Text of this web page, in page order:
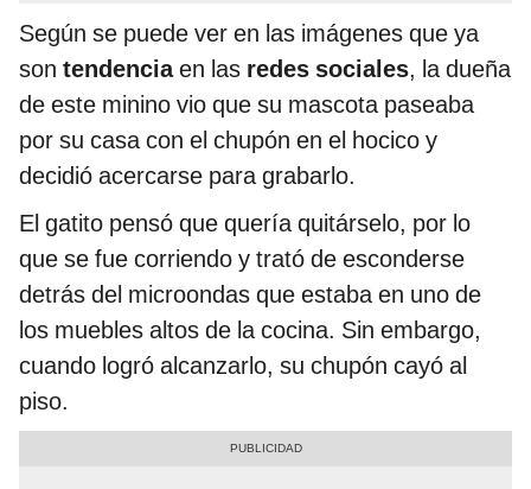
Según se puede ver en las imágenes que ya
son tendenciaen las redes sociales, la dueña
de este minino vio que su mascota paseaba
por su casa con el chupón en el hocico y
decidió acercarse para grabarlo.
El gatito pensó que quería quitárselo, por lo
que se fue corriendo y trató de esconderse
detrás del microondas que estaba en uno de
los muebles altos de la cocina. Sin embargo,
cuando logró alcanzarlo, su chupón cayó al
piso.